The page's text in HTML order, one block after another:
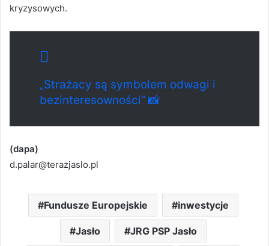
kryzysowych.
„Strażacy są symbolem odwagi i
bezinteresowności” 📸
(dapa)
d.palar@terazjaslo.pl
Fundusze Europejskie inwestycje
Jasło JRG PSP Jasło